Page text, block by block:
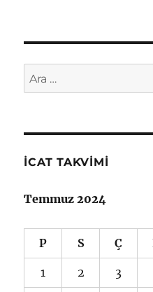
Ara:
İCAT TAKVIMI
Temmuz 2024
P S Ç
1 2 3